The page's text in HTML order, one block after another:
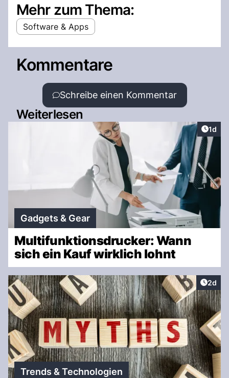
Mehr zum Thema:
Software & Apps
Kommentare
Schreibe einen Kommentar
Weiterlesen
1d
Gadgets & Gear
Multifunktionsdrucker: Wann
sich ein Kauf wirklich lohnt
2d
Trends & Technologien